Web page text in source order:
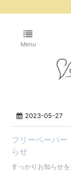
Menu
2023-05-27
フリーペーパー
らせ
すっかりお知らせ